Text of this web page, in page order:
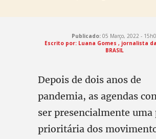
Publicado:05 Março, 2022 -
Escrito por: Luana Gomes , jornalista da
BRASIL
Depois de dois anos de
pandemia, as agendas
ser presencialmente uma
prioritária dos